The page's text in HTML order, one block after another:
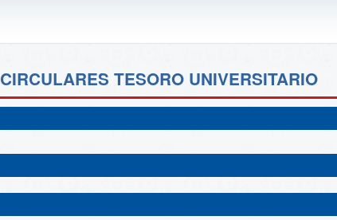
CIRCULARES TESORO UNIVERSITARIO